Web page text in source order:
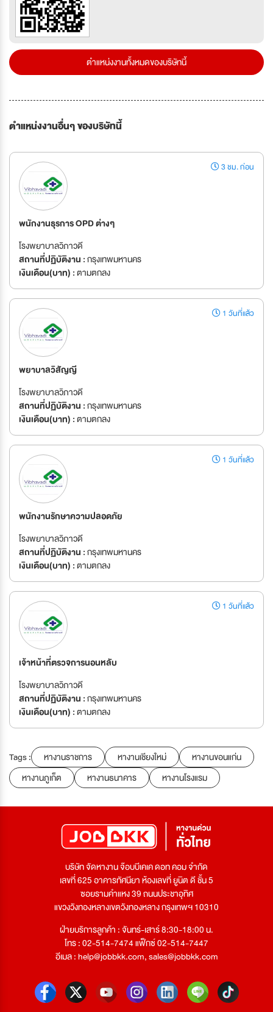
ตำแหน่งงานทั้งหมดของบริษัทนี้
ตำแหน่งงานอื่นๆ ของบริษัทนี้
3 ชม. ก่อน
พนักงานธุรการ OPD ต่างๆ
โรงพยาบาลวิภาวดี
สถานที่ปฏิบัติงาน :กรุงเทพมหานคร
เงินเดือน(บาท) :ตามตกลง
1 วันที่แล้ว
พยาบาลวิสัญญี
โรงพยาบาลวิภาวดี
สถานที่ปฏิบัติงาน :กรุงเทพมหานคร
เงินเดือน(บาท) :ตามตกลง
1 วันที่แล้ว
พนักงานรักษาความปลอดภัย
โรงพยาบาลวิภาวดี
สถานที่ปฏิบัติงาน :กรุงเทพมหานคร
เงินเดือน(บาท) :ตามตกลง
1 วันที่แล้ว
เจ้าหน้าที่ตรวจการนอนหลับ
โรงพยาบาลวิภาวดี
สถานที่ปฏิบัติงาน :กรุงเทพมหานคร
เงินเดือน(บาท) :ตามตกลง
Tags : หางานราชการ หางานเชียงใหม่
หางานขอนแก่น
หางานภูเก็ต
หางานธนาคาร หางานโรงแรม
บริษัท จัดหางาน จ๊อบบีเคเค ดอท คอม จำกัด
เลขที่ 625 อาคารทัศนียา ห้องเลขที่ ยูนิต ดี ชั้น 5
ซอยรามคำแหง 39 ถนนประชาอุทิศ
แขวงวังทองหลางเขตวังทองหลาง กรุงเทพฯ 10310
ฝ่ายบริการลูกค้า : จันทร์-เสาร์ 8:30-18:00 น.
โทร : 02-514-7474 แฟ็กซ์ 02-514-7447
อีเมล :help@jobbkk.com,sales@jobbkk.com